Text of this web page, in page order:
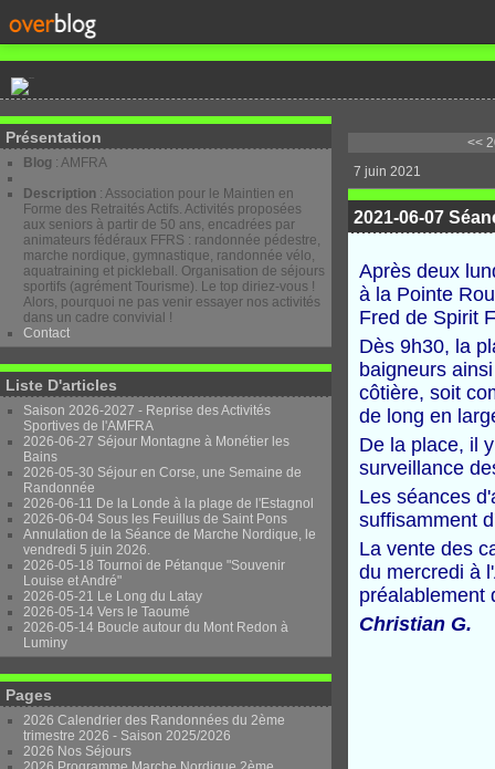
Présentation
Blog : AMFRA
Description : Association pour le Maintien en
Forme des Retraités Actifs. Activités proposées
aux seniors à partir de 50 ans, encadrées par
animateurs fédéraux FFRS : randonnée pédestre,
marche nordique, gymnastique, randonnée vélo,
aquatraining et pickleball. Organisation de séjours
sportifs (agrément Tourisme). Le top diriez-vous !
Alors, pourquoi ne pas venir essayer nos activités
dans un cadre convivial !
Contact
Liste D'articles
Saison 2026-2027 - Reprise des Activités
Sportives de l'AMFRA
2026-06-27 Séjour Montagne à Monétier les
Bains
2026-05-30 Séjour en Corse, une Semaine de
Randonnée
2026-06-11 De la Londe à la plage de l'Estagnol
2026-06-04 Sous les Feuillus de Saint Pons
Annulation de la Séance de Marche Nordique, le
vendredi 5 juin 2026.
2026-05-18 Tournoi de Pétanque "Souvenir
Louise et André"
2026-05-21 Le Long du Latay
2026-05-14 Vers le Taoumé
2026-05-14 Boucle autour du Mont Redon à
Luminy
Pages
2026 Calendrier des Randonnées du 2ème
trimestre 2026 - Saison 2025/2026
2026 Nos Séjours
<<
7 juin 2021
2021-06-07
Après deux
à la Pointe
Fred de Spirit
Dès 9h30, la
baigneurs
côtière, soit
de long en
De la place, il
surveillance
Les séances
suffisamment
La vente des
du mercredi à
préalablement
Christian G.